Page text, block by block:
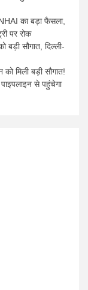
का बड़ा फैसला,
पर रोक
सौगात, दिल्ली-
मिली बड़ी सौगात!
से पहुंचेगा